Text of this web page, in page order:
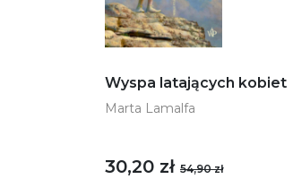
Wyspa latających kobiet
Marta Lamalfa
30,20 zł 54,90 zł